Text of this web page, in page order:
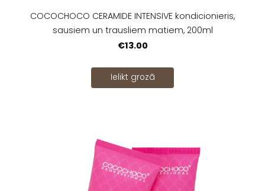
COCOCHOCO CERAMIDE INTENSIVE kondicionieris,
sausiem un trausliem matiem, 200ml
€13.00
Ielikt grozā